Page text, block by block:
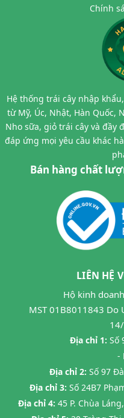
Chính
Hệ thống trái cây nhập
từ Mỹ, Úc, Nhật, Hàn Quốc,
Nho sữa, giỏ trái cây và đầy
đáp ứng mọi yêu cầu khác
Bán hàng chất
LIÊN HỆ
Hộ kinh
MST 01B8011843 Do
Địa chỉ 1: Số
-
Địa chỉ 2: Số 97
Địa chỉ 3: Số 24B7
Địa chỉ 4: 45 P. Chùa